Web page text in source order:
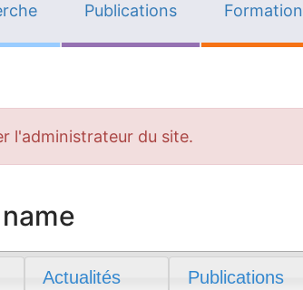
Publications Formation
l'administrateur du site.
Actualités Publications